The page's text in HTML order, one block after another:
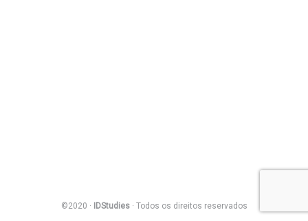
©2020 · IDStudies· Todos os direitos reservados